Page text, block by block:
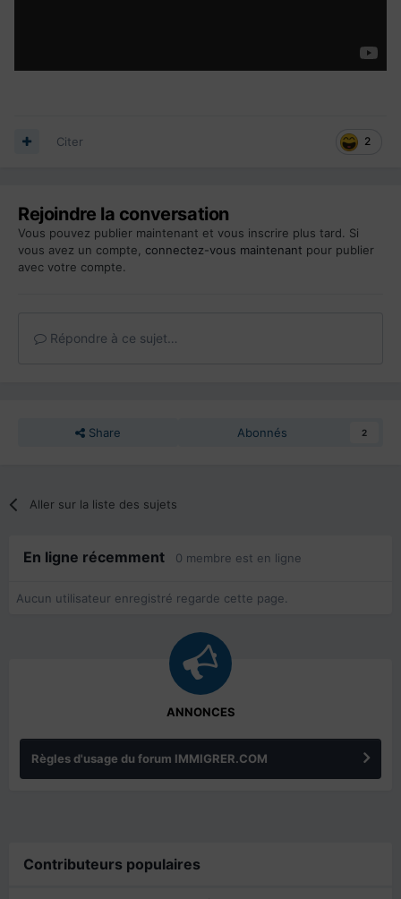
2
Citer
Rejoindre la conversation
Vous pouvez publier maintenant et vous inscrire plus tard. Si
vous avez un compte, connectez-vous maintenant pour publier
avec votre compte.
Répondre à ce sujet…
Share Abonnés 2
Aller sur la liste des sujets
En ligne récemment 0 membre est en ligne
Aucun utilisateur enregistré regarde cette page.
ANNONCES
Règles d'usage du forum IMMIGRER.COM
Contributeurs populaires